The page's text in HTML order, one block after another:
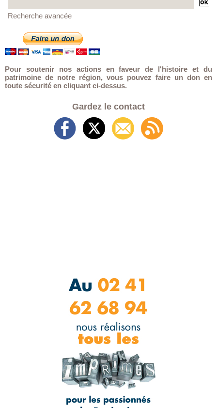
Recherche avancée
Pour soutenir nos actions en faveur de l'histoire et du
patrimoine de notre région, vous pouvez faire un don en
toute sécurité en cliquant ci-dessus.
Gardez le contact